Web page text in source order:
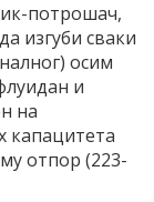
потрошач,
изгуби сваки
осим
и
на
капацитета
отпор (223-